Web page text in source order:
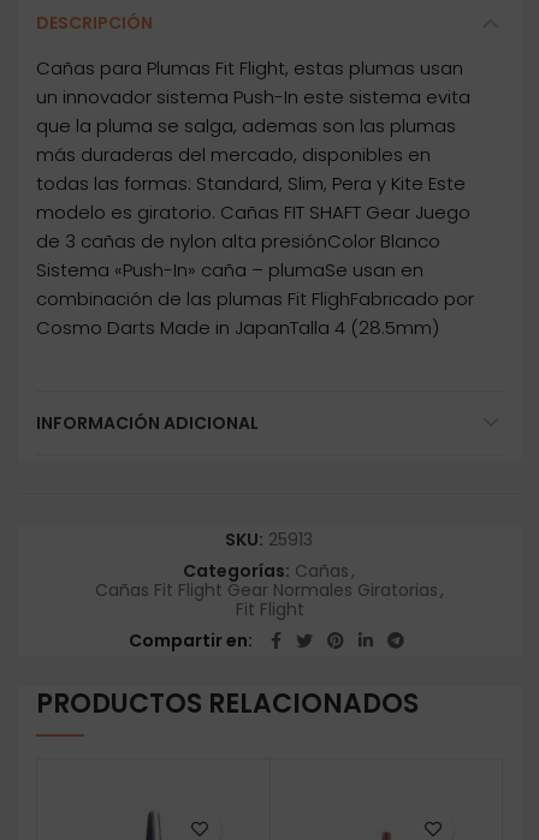
DESCRIPCIÓN
Cañas para Plumas Fit Flight, estas plumas usan
un innovador sistema Push-In este sistema evita
que la pluma se salga, ademas son las plumas
más duraderas del mercado, disponibles en
todas las formas: Standard, Slim, Pera y Kite Este
modelo es giratorio. Cañas FIT SHAFT Gear Juego
de 3 cañas de nylon alta presiónColor Blanco
Sistema «Push-In» caña – plumaSe usan en
combinación de las plumas Fit FlighFabricado por
Cosmo Darts Made in JapanTalla 4 (28.5mm)
INFORMACIÓN ADICIONAL
SKU: 25913
Categorías: Cañas,
Cañas Fit Flight Gear Normales Giratorias,
Fit Flight
Compartir en
PRODUCTOS RELACIONADOS